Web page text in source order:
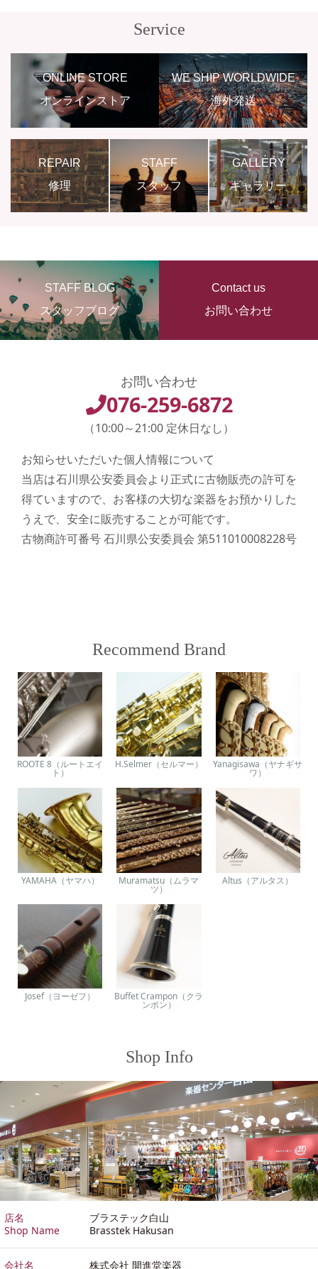
Service
ONLINE STORE
オンラインストア
WE SHIP WORLDWIDE
海外発送
REPAIR
修理
STAFF
スタッフ
GALLERY
ギャラリー
STAFF BLOG
スタッフブログ
Contact us
お問い合わせ
お問い合わせ
076-259-6872
（10:00～21:00 定休日なし）
お知らせいただいた個人情報について
当店は石川県公安委員会より正式に古物販売の許可を
得ていますので、お客様の大切な楽器をお預かりした
うえで、安全に販売することが可能です。
古物商許可番号 石川県公安委員会 第511010008228号
Recommend Brand
ROOTE 8（ルートエイ
ト）
H.Selmer（セルマー） Yanagisawa（ヤナギサ
ワ）
YAMAHA（ヤマハ） Muramatsu（ムラマ
ツ）
Altus（アルタス）
Josef（ヨーゼフ） Buffet Crampon（クラ
ンポン）
Shop Info
店名
Shop Name
ブラステック白山
Brasstek Hakusan
会社名 株式会社 開進堂楽器